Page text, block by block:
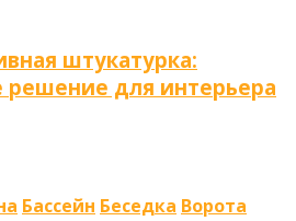
штукатурка:
решение для интерьера
Бассейн Беседка Ворота